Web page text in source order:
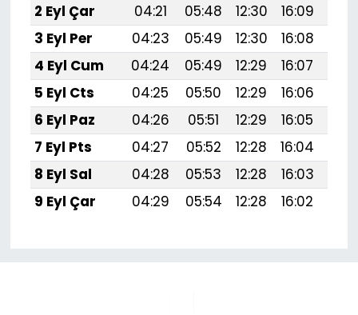
2 Eyl Çar
04:21 05:48 12:30 16:09
3 Eyl Per
04:23 05:49 12:30 16:08
4 Eyl Cum
04:24 05:49 12:29 16:07
5 Eyl Cts
04:25 05:50 12:29 16:06
6 Eyl Paz
04:26 05:51 12:29 16:05
7 Eyl Pts
04:27 05:52 12:28 16:04
8 Eyl Sal
04:28 05:53 12:28 16:03
9 Eyl Çar
04:29 05:54 12:28 16:02